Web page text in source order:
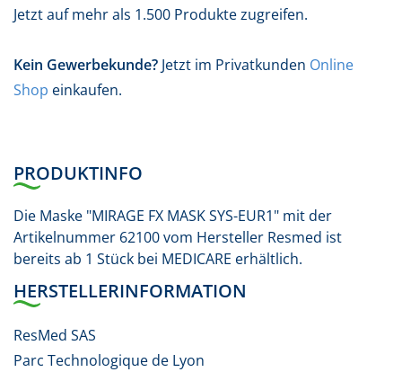
Jetzt auf mehr als 1.500 Produkte zugreifen.
Kein Gewerbekunde? Jetzt im Privatkunden Online
Shop einkaufen.
PRODUKTINFO
Die Maske "MIRAGE FX MASK SYS-EUR1" mit der
Artikelnummer 62100 vom Hersteller Resmed ist
bereits ab 1 Stück bei MEDICARE erhältlich.
HERSTELLERINFORMATION
ResMed SAS
Parc Technologique de Lyon